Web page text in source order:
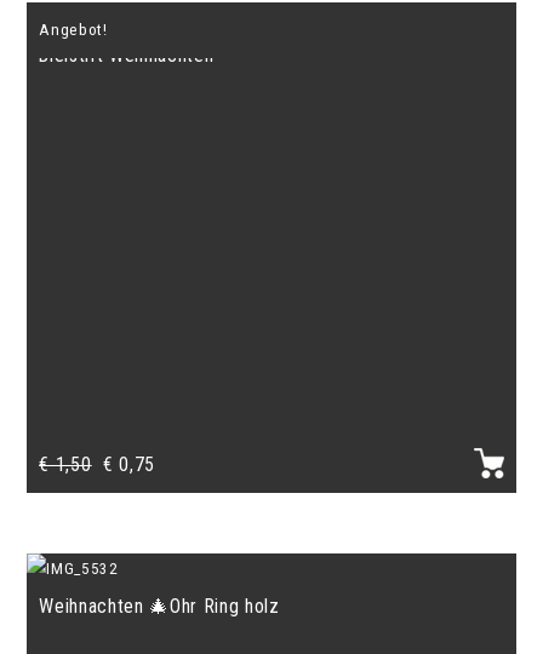
Angebot!
Bleistift Weihnachten
€1,50 Ursprünglicher
Preis
€ 1,50
€ 0,75
Preis
€ 0,75.
Weihnachten 🎄Ohr Ring holz